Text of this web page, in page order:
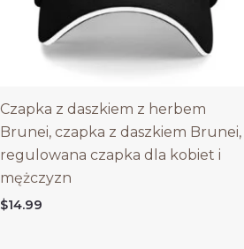
Czapka z daszkiem z herbem
Brunei, czapka z daszkiem Brunei,
regulowana czapka dla kobiet i
mężczyzn
$14.99